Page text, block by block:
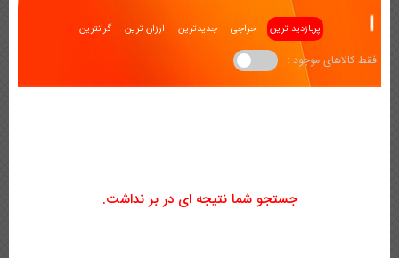
پربازدید ترین حراجی جدیدترین ارزان ترین گرانترین
فقط کالاهای موجود :
جستجو شما نتیجه ای در بر نداشت.